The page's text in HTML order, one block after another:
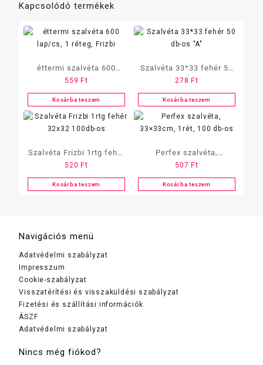
Kapcsolódó termékek
éttermi szalvéta 600
lap/cs, 1 réteg, Frizbi
559 Ft
Kosárba teszem
Szalvéta 33*33 fehér 50
db-os „A”
278 Ft
Kosárba teszem
Szalvéta Frizbi 1rtg fehér
32×32 100db-os
520 Ft
Kosárba teszem
Perfex szalvéta,
33×33cm, 1rét, 100 db-os
507 Ft
Kosárba teszem
Navigációs menü
Adatvédelmi szabályzat
Impresszum
Cookie-szabályzat
Visszatérítési és visszaküldési szabályzat
Fizetési és szállítási információk
ÁSZF
Adatvédelmi szabályzat
Nincs még fiókod?